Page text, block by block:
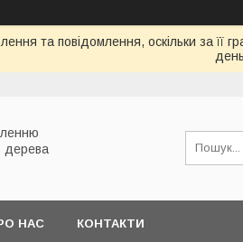
та повідомлення, оскільки за
дерева
НАС КОНТАКТИ